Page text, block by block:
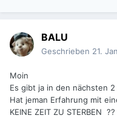
BALU
Geschrieben 21.
Moin
Es gibt ja in den nächsten
Hat jeman Erfahrung mit
KEINE ZEIT ZU STERBEN ??